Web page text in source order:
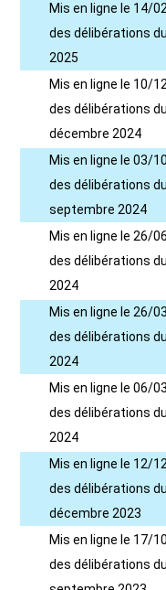
Mis en ligne le 14/
des délibérations
2025
Mis en ligne le 10/
des délibérations
décembre 2024
Mis en ligne le 03/
des délibérations
septembre 2024
Mis en ligne le 26/
des délibérations
2024
Mis en ligne le 26/
des délibérations
2024
Mis en ligne le 06/
des délibérations
2024
Mis en ligne le 12/
des délibérations
décembre 2023
Mis en ligne le 17/
des délibérations